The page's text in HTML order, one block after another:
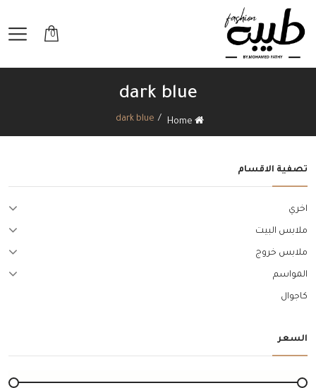
0
dark blue
dark blue
تصفية الاقسام
اخري
ملابس البيت
ملابس خروج
المواسم
كاجوال
السعر